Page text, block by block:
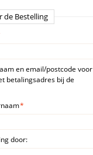
de Bestelling
en email/postcode voor
betalingsadres bij de
*
door: